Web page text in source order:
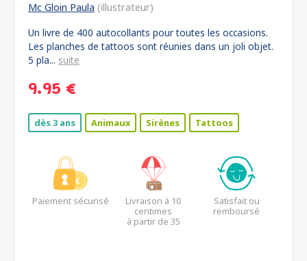
Mc Gloin Paula (illustrateur)
Un livre de 400 autocollants pour toutes les occasions.
Les planches de tattoos sont réunies dans un joli objet.
5 pla... suite
9.95 €
dès 3 ans Animaux Sirènes Tattoos
Paiement sécurisé
Livraison à 10
centimes
à partir de 35
Satisfait ou
remboursé